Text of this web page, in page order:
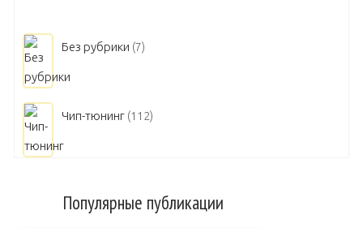
Без рубрики (7)
Чип-тюнинг (112)
Популярные публикации